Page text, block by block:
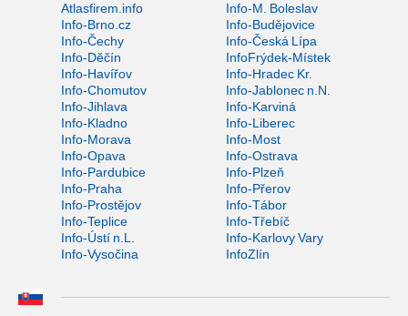
Atlasfirem.info
Info-M. Boleslav
Info-Brno.cz
Info-Budějovice
Info-Čechy
Info-Česká Lípa
Info-Děčín
InfoFrýdek-Místek
Info-Havířov
Info-Hradec Kr.
Info-Chomutov
Info-Jablonec n.N.
Info-Jihlava
Info-Karviná
Info-Kladno
Info-Liberec
Info-Morava
Info-Most
Info-Opava
Info-Ostrava
Info-Pardubice
Info-Plzeň
Info-Praha
Info-Přerov
Info-Prostějov
Info-Tábor
Info-Teplice
Info-Třebíč
Info-Ústí n.L.
Info-Karlovy Vary
Info-Vysočina
InfoZlín